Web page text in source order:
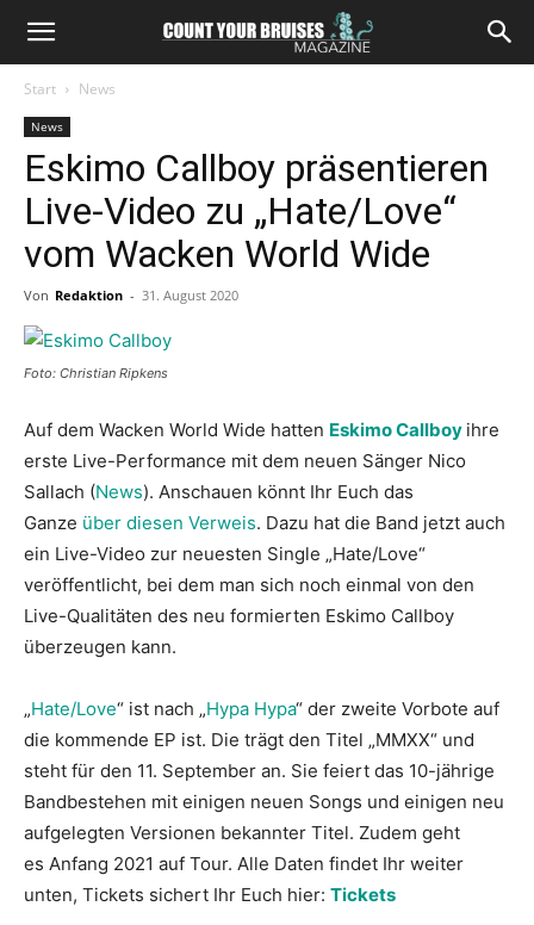
Start News
News
Eskimo Callboy präsentieren
Live-Video zu „Hate/Love“
vom Wacken World Wide
Von Redaktion - 31. August 2020
Foto: Christian Ripkens
Auf dem Wacken World Wide hatten Eskimo Callboy ihre
erste Live-Performance mit dem neuen Sänger Nico
Sallach (News). Anschauen könnt Ihr Euch das
Ganze über diesen Verweis. Dazu hat die Band jetzt auch
ein Live-Video zur neuesten Single „Hate/Love“
veröffentlicht, bei dem man sich noch einmal von den
Live-Qualitäten des neu formierten Eskimo Callboy
überzeugen kann.
„Hate/Love“ ist nach „Hypa Hypa“ der zweite Vorbote auf
die kommende EP ist. Die trägt den Titel „MMXX“ und
steht für den 11. September an. Sie feiert das 10-jährige
Bandbestehen mit einigen neuen Songs und einigen neu
aufgelegten Versionen bekannter Titel. Zudem geht
es Anfang 2021 auf Tour. Alle Daten findet Ihr weiter
unten, Tickets sichert Ihr Euch hier: Tickets